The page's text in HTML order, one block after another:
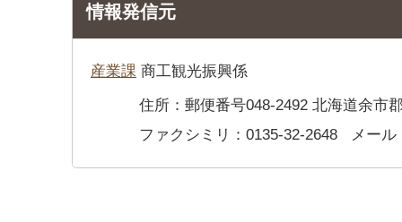
情報発信元
産業課 商工観光振興係
住所：郵便番号048-2492 北海道余市
ファクシミリ：0135-32-2648
メール